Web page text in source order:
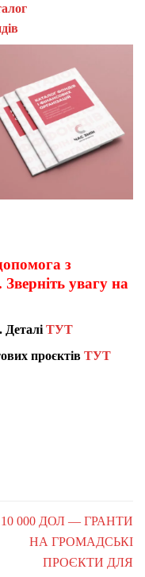
з
увагу на
ТУТ
проєктівТУТ
000 ДОЛ — ГРАНТИ
НА ГРОМАДСЬКІ
ПРОЄКТИ ДЛЯ